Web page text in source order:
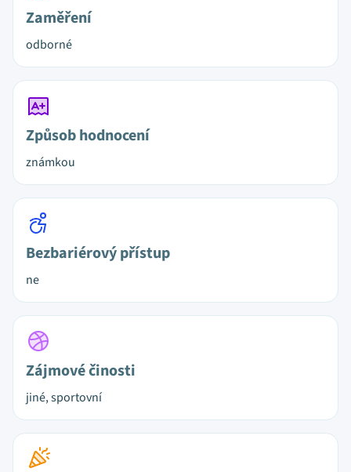
Zaměření
odborné
Způsob hodnocení
známkou
Bezbariérový přístup
ne
Zájmové činosti
jiné, sportovní